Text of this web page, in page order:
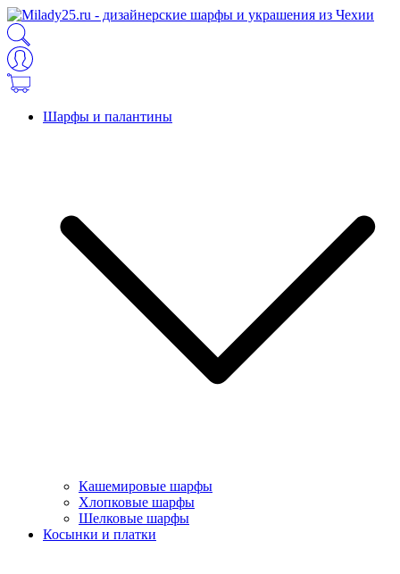
Шарфы и палантины
Кашемировые шарфы
Хлопковые шарфы
Шелковые шарфы
Косынки и платки